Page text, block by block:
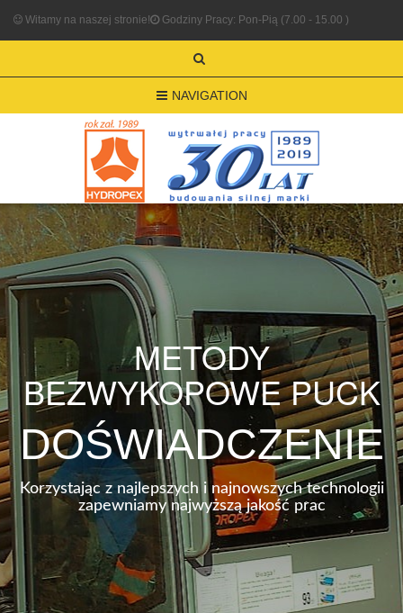
Witamy na naszej stronie! Godziny Pracy: Pon-Pią (7.00 - 15.00 )
NAVIGATION
METODY
BEZWYKOPOWE PUCK
DOŚWIADCZENIE
Korzystając z najlepszych i najnowszych technologii
zapewniamy najwyższą jakość prac